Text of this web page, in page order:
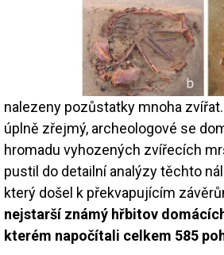
nalezeny pozůstatky mnoha
úplně zřejmý, archeologové se
hromadu vyhozených zvířecích
pustil do detailní analýzy těchto
který došel k překvapujícím
nejstarší známý hřbitov
kterém napočítali celkem 585